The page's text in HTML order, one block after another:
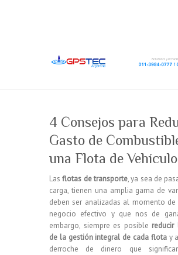
4 Consejos para
Gasto de
una Flota de
Lasflotas de transporte, ya sea de
carga, tienen una amplia gama de
deben ser analizadas al momento
negocio efectivo y que nos de
embargo, siempre es posible
de la gestión integral de cada flotay
derroche de dinero que